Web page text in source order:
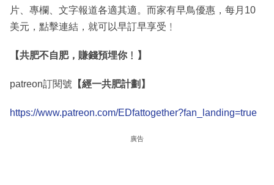
片、專欄、文字報道各適其適。而家有早鳥優惠，每月10
美元，點擊連結，就可以早訂早享受﹗
【共肥不自肥，賺錢預埋你﹗】
patreon訂閱號 【經一共肥計劃】
https://www.patreon.com/EDfattogether?fan_landing=true
廣告